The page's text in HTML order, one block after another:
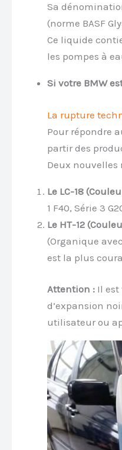
Sa
(norme BASF
Ce liquide
les pompes à
Si votre BMW
La rupture
Pour répondre
partir des
Deux nouvelles
Le LC-18
1 F40, Série 3
Le HT-12
(Organique
est la plus
Attention : Il
d’expansion
utilisateur ou